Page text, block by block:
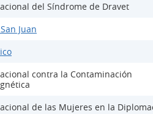
del Síndrome de Dravet
Juan
contra la Contaminación
de las Mujeres en la